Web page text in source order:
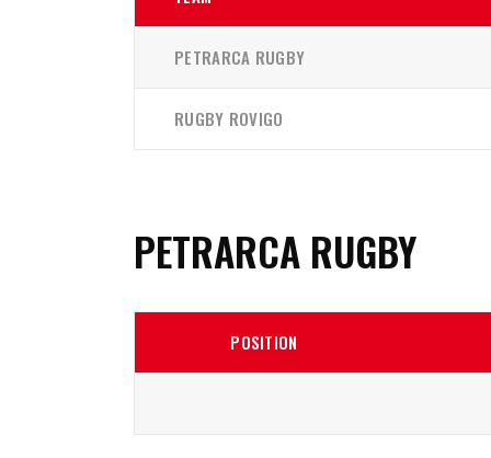
PETRARCA RUGBY
RUGBY ROVIGO
PETRARCA RUGBY
POSITION